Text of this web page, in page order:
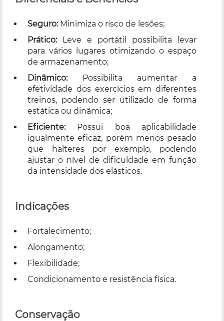
Seguro:Minimiza o risco de lesões;
Prático:Leve e portátil possibilita levar
para vários lugares otimizando o espaço
de armazenamento;
Dinâmico:Possibilita aumentar a
efetividade dos exercícios em diferentes
treinos, podendo ser utilizado de forma
estática ou dinâmica;
Eficiente:Possui boa aplicabilidade
igualmente eficaz, porém menos pesado
que halteres por exemplo, podendo
ajustar o nível de dificuldade em função
da intensidade dos elásticos.
Indicações
Fortalecimento;
Alongamento;
Flexibilidade;
Condicionamento e resistência física.
Conservação